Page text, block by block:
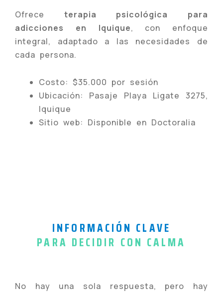
Ofrece terapia psicológica para
adicciones en Iquique, con enfoque
integral, adaptado a las necesidades de
cada persona.
Costo: $35.000 por sesión
Ubicación: Pasaje Playa Ligate 3275,
Iquique
Sitio web: Disponible en Doctoralia
INFORMACIÓN CLAVE
PARA DECIDIR CON CALMA
No hay una sola respuesta, pero hay